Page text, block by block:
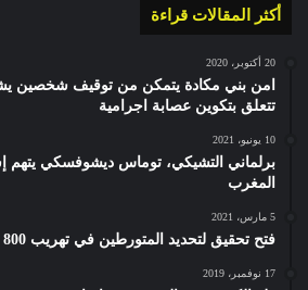
أكثر المقالات قراءة
20 أكتوبر، 2020
امن بني مكادة يتمكن من توقيف شخصين
تتعلق بتكوين عصابة اجرامية
10 يونيو، 2021
برلماني التشيكي، توماس ديشوفسكي يتهم
المغرب
5 مارس، 2021
فتح تحقيق لتحديد المتورطين في تهريب 800 قرص طبي مخدر بطنجة
17 نوفمبر، 2019